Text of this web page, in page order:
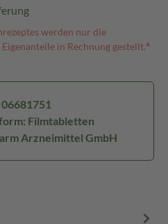
werden nur die
in Rechnung gestellt.⁴
Filmtabletten
Arzneimittel GmbH